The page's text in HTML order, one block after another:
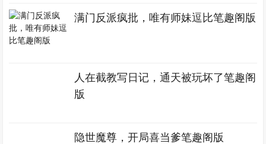
满门反派疯批，唯有师妹逗比笔趣阁版
人在截教写日记，通天被玩坏了笔趣阁
版
隐世魔尊，开局喜当爹笔趣阁版